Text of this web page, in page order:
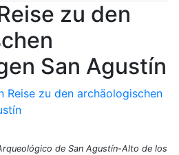
zu den
San Agustín
de San Agustín-Alto de los